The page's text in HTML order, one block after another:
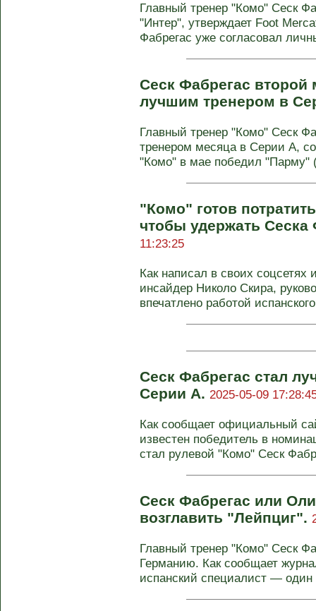
Главный тренер "Комо" Сеск
"Интер", утверждает Foot
Фабрегас уже согласовал
Сеск Фабрегас второй
лучшим тренером в
Главный тренер "Комо" Сеск
тренером месяца в Серии А,
"Комо" в мае победил "Парму"
"Комо" готов
чтобы удержать Сеска
11:23:25
Как написал в своих соцсетях
инсайдер Николо Скира,
впечатлено работой
Сеск Фабрегас стал
Серии А. 2025-05-09
Как сообщает официальный
известен победитель в
стал рулевой "Комо" Сеск
Сеск Фабрегас или
возглавить "Лейпциг".
Главный тренер "Комо" Сеск
Германию. Как сообщает
испанский специалист — один